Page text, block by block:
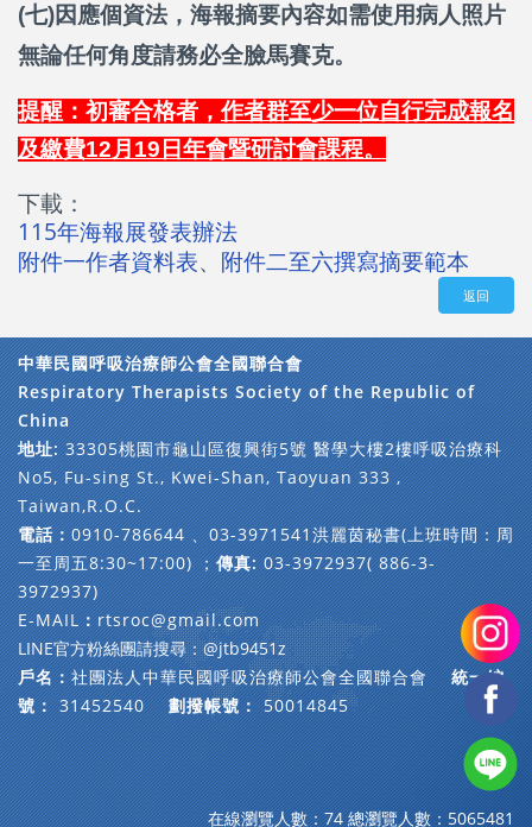
(七)因應個資法，海報摘要內容如需使用病人照片
無論任何角度請務必全臉馬賽克。
提醒：初審合格者，作者群至少一位自行完成報名
及繳費12月19日年會暨研討會課程。
下載：
115年海報展發表辦法
附件一作者資料表、 附件二至六撰寫摘要範本
返回
中華民國呼吸治療師公會全國聯合會
Respiratory Therapists Society of the Republic of
China
地址:33305桃園市龜山區復興街5號 醫學大樓2樓呼吸治療科
No5, Fu-sing St., Kwei-Shan, Taoyuan 333 ,
Taiwan,R.O.C.
電話：0910-786644 、03-3971541洪麗茵秘書(上班時間：周
一至周五8:30~17:00) ；傳真:03-3972937( 886-3-
3972937)
E-MAIL：rtsroc@gmail.com
LINE官方粉絲團請搜尋：@jtb9451z
戶名：社團法人中華民國呼吸治療師公會全國聯合會統一編
號：31452540劃撥帳號：50014845
在線瀏覽人數：74 總瀏覽人數：5065481